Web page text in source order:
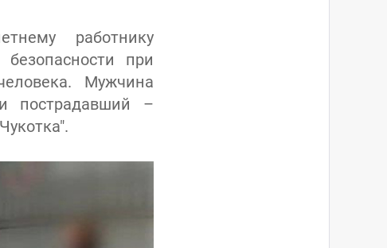
работнику
при
Мужчина
пострадавший –